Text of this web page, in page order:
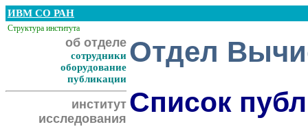
ИВМ СО РАН
Структура института
об отделе
сотрудники
оборудование
публикации
институт
исследования
Отдел
Список